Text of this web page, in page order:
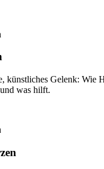
künstliches Gelenk: Wie
was hilft.